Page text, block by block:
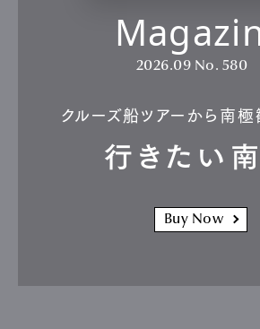
2026.09 No. 580
クルーズ船ツアーから南
行きたい
Buy Now